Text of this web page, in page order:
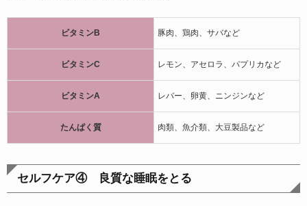
ビタミンB 豚肉、鶏肉、サバなど
ビタミンC レモン、アセロラ、パプリカなど
ビタミンA レバー、卵黄、ニンジンなど
たんぱく質 肉類、魚介類、大豆製品など
セルフケア④ 良質な睡眠をとる